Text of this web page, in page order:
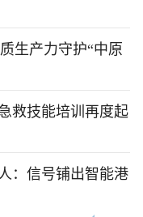
生产力守护“中原
救技能培训再度起
：信号铺出智能港